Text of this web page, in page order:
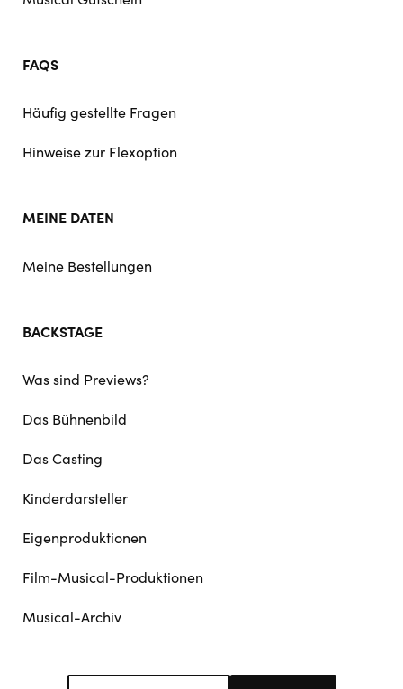
FAQS
Häufig gestellte Fragen
Hinweise zur Flexoption
MEINE DATEN
Meine Bestellungen
BACKSTAGE
Was sind Previews?
Das Bühnenbild
Das Casting
Kinderdarsteller
Eigenproduktionen
Film-Musical-Produktionen
Musical-Archiv